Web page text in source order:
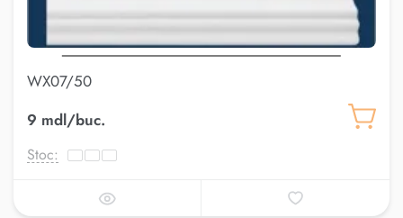
WX07/50
9 mdl/buc.
Stoc: